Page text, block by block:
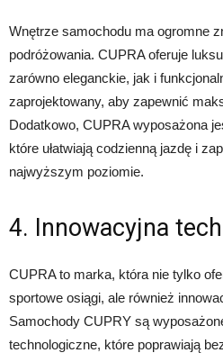
Wnętrze samochodu ma ogromne
podróżowania. CUPRA oferuje
zarówno eleganckie, jak i
zaprojektowany, aby zapewnić
Dodatkowo, CUPRA wyposażona
które ułatwiają codzienną jazdę i
najwyższym poziomie.
4. Innowacyjna
CUPRA to marka, która nie tylko
sportowe osiągi, ale również
Samochody CUPRY są
technologiczne, które poprawiają